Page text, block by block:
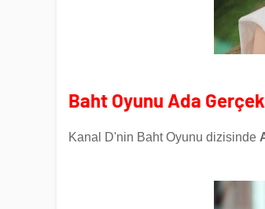
Baht Oyunu Ada
Kanal D'nin Baht Oyunu dizisinde